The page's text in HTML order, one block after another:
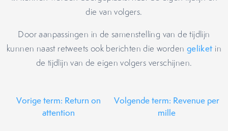
die van volgers.
Door aanpassingen in de samenstelling van de tijdlijn
kunnen naast retweets ook berichten die worden geliket in
de tijdlijn van de eigen volgers verschijnen.
Vorige term: Return on
attention
Volgende term: Revenue per
mille